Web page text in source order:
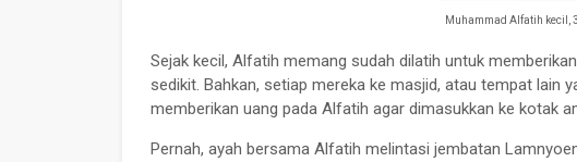
Muhammad Alfatih kecil,
Sejak kecil, Alfatih memang sudah dilatih untuk
sedikit. Bahkan, setiap mereka ke masjid, atau tempat lain
memberikan uang pada Alfatih agar dimasukkan ke kotak
Pernah, ayah bersama Alfatih melintasi jembatan